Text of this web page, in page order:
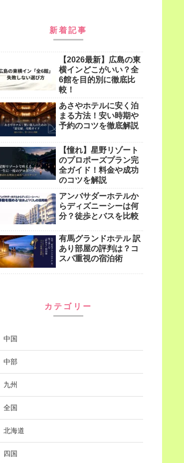
新着記事
【2026最新】広島の東
横インどこがいい？全
6館を目的別に徹底比
較！
あさやホテルに安く泊
まる方法！安い時期や
予約のコツを徹底解説
【憧れ】星野リゾート
のプロポーズプラン完
全ガイド！料金や成功
のコツを解説
アンバサダーホテルか
らディズニーシーは何
分？徒歩とバスを比較
有馬グランドホテル 訳
あり部屋の評判は？コ
スパ重視の宿泊術
カテゴリー
中国
中部
九州
全国
北海道
四国